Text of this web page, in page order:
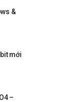
&
mới
–